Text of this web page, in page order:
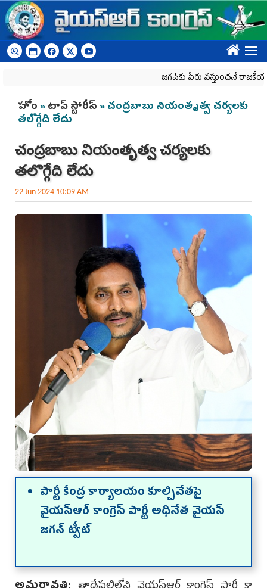
Skip to main content
????
జగన్‌కు పేరు వస్తుందనే రాజకీయ కక్షతో
You are here
హోం »టాప్ స్టోరీస్ » చంద్రబాబు నియంతృత్వ చర్యలకు
తలొగ్గేది లేదు
చంద్రబాబు నియంతృత్వ చర్యలకు
తలొగ్గేది లేదు
22 Jun 2024 10:09 AM
పార్టీ కేంద్ర కార్యాల‌యం కూల్చివేత‌పై
వైయ‌స్ఆర్ కాంగ్రెస్ పార్టీ అధినేత వైయ‌స్
జ‌గ‌న్ ట్వీట్‌